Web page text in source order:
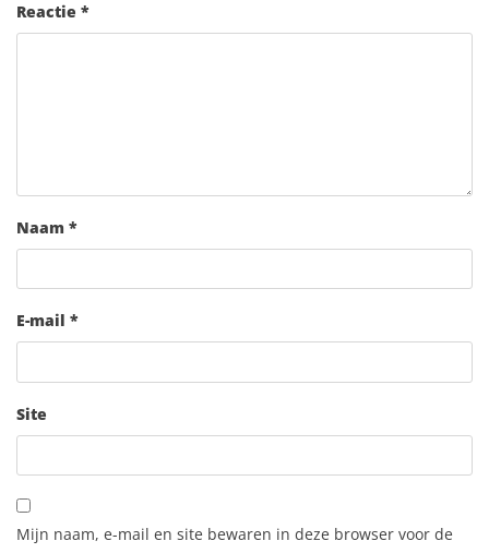
Reactie *
Naam *
E-mail *
Site
Mijn naam, e-mail en site bewaren in deze browser voor de